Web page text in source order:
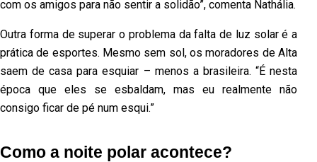
com os amigos para não sentir a solidão”, comenta Nathália.
Outra forma de superar o problema da falta de luz solar é a
prática de esportes. Mesmo sem sol, os moradores de Alta
saem de casa para esquiar – menos a brasileira. “É nesta
época que eles se esbaldam, mas eu realmente não
consigo ficar de pé num esqui.”
Como a noite polar acontece?